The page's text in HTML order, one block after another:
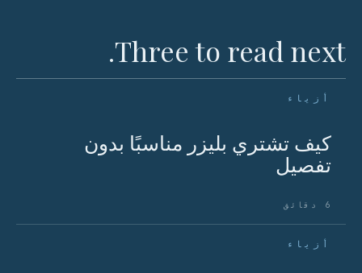
Three to read next.
أزياء
كيف تشتري بليزر مناسبًا بدون
تفصيل
6 دقائق
أزياء